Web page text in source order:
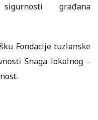
građana
Fondacije tuzlanske
Snaga lokalnog –